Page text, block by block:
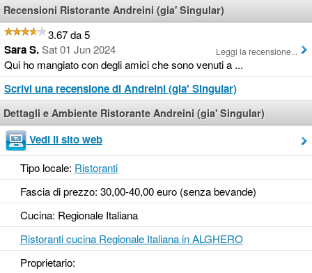
Recensioni Ristorante Andreini (gia' Singular)
3.67 da 5
Sara S.Sat 01 Jun 2024
Qui ho mangiato con degli amici che sono venuti a ...
Leggi la recensione...
Scrivi una recensione di Andreini (gia' Singular)
Dettagli e Ambiente Ristorante Andreini (gia' Singular)
Vedi il sito web
Tipo locale: Ristoranti
Fascia di prezzo: 30,00-40,00 euro (senza bevande)
Cucina: Regionale Italiana
Ristoranti cucina Regionale Italiana in ALGHERO
Proprietario: